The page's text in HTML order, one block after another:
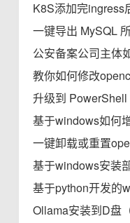
一键导出 MySQL
公安备案公司主体
教你如何修改
升级到 PowerShell
基于windows如何
一键卸载或重置
基于windows安装
Ollama安装到D盘